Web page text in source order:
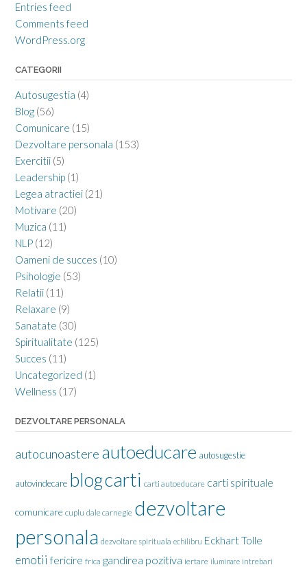
Entries feed
Comments feed
WordPress.org
CATEGORII
Autosugestia (4)
Blog (56)
Comunicare (15)
Dezvoltare personala (153)
Exercitii (5)
Leadership (1)
Legea atractiei (21)
Motivare (20)
Muzica (11)
NLP (12)
Oameni de succes (10)
Psihologie (53)
Relatii (11)
Relaxare (9)
Sanatate (30)
Spiritualitate (125)
Succes (11)
Uncategorized (1)
Wellness (17)
DEZVOLTARE PERSONALA
autocunoastere autoeducare autosugestie
autovindecare blogcarti carti autoeducare carti spirituale
comunicare cuplu dale carnegie dezvoltare
personala dezvoltare spirituala echilibru Eckhart Tolle
emotii fericire frica gandirea pozitiva iertare iluminare intrebari